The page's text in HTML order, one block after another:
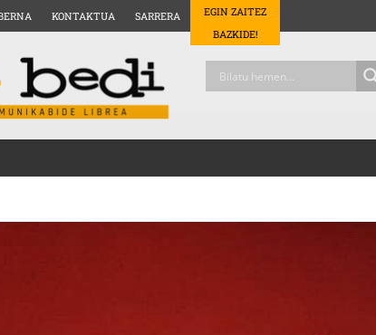
KONTAKTUA SARRERA
EGIN ZAITEZ
BAZKIDE!